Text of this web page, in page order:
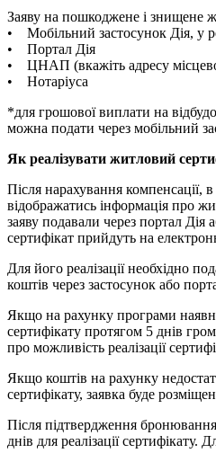
Заяву на пошкоджене і знищене
• Мобільний застосунок Дія, у
• Портал Дія
• ЦНАП (вкажіть адресу
• Нотаріуса
*для грошової виплати на
можна подати через мобільний
Як реалізувати житловий
Після нарахування компенсації,
відображатись інформація про
заяву подавали через портал
сертифікат прийдуть на
Для його реалізації необхідно
коштів через застосунок або
Якщо на рахунку програми
сертифікату протягом 5 днів
про можливість реалізації
Якщо коштів на рахунку
сертифікату, заявка буде
Після підтвердження
днів для реалізації сертифікату.